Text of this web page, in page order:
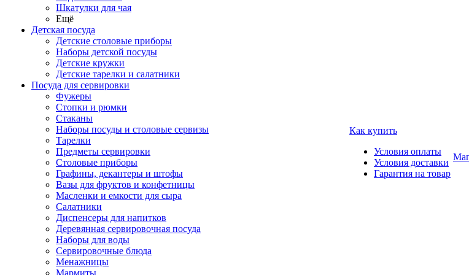
Шкатулки для чая
Ещё
Детская посуда
Детские столовые приборы
Наборы детской посуды
Детские кружки
Детские тарелки и салатники
Посуда для сервировки
Фужеры
Стопки и рюмки
Стаканы
Наборы посуды и столовые сервизы
Тарелки
Предметы сервировки
Столовые приборы
Графины, декантеры и штофы
Вазы для фруктов и конфетницы
Масленки и емкости для сыра
Салатники
Диспенсеры для напитков
Деревянная сервировочная посуда
Наборы для воды
Сервировочные блюда
Менажницы
Мармиты
Как купить
Условия оплаты
Условия доставки
Гарантия на товар